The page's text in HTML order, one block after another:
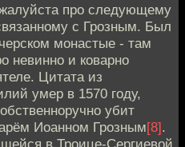
про следующему
с Грозным. Был
монастые - там
невинно и коварно
Цитата из
умер в 1570 году,
убит
Иоанном Грозным[8].
в Троице-Сергиевой